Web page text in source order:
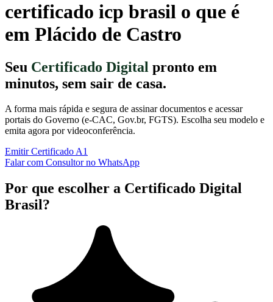
certificado icp brasil o que é
em Plácido de Castro
Seu Certificado Digital pronto em
minutos, sem sair de casa.
A forma mais rápida e segura de assinar documentos e acessar
portais do Governo (e-CAC, Gov.br, FGTS). Escolha seu modelo e
emita agora por videoconferência.
Emitir Certificado A1
Falar com Consultor no WhatsApp
Por que escolher a Certificado Digital
Brasil?